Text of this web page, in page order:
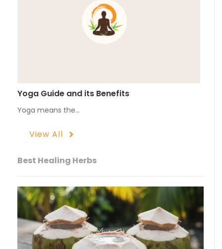
Yoga Guide and its Benefits
Yoga means the…
View All
Best Healing Herbs